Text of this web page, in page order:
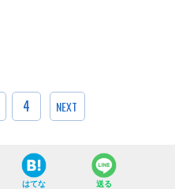
4 NEXT
はてな 送る